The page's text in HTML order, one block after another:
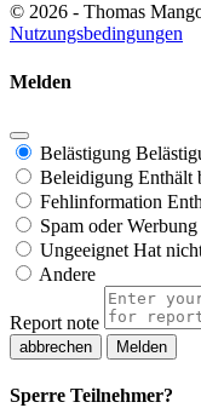
© 2026 - Thomas
Nutzungsbedingungen
Melden
Belästigung
Beleidigung Enthält
Fehlinformation
Spam oder Werbung
Ungeeignet Hat
Andere
Report note
Melden
Sperre Teilnehmer?